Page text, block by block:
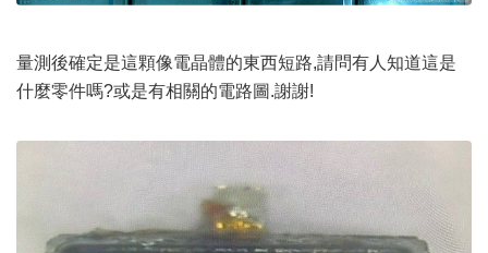
量測後確定是這顆像電晶體的東西短路,請問有人知道這是
什麼零件嗎?或是有相關的電路圖.謝謝!